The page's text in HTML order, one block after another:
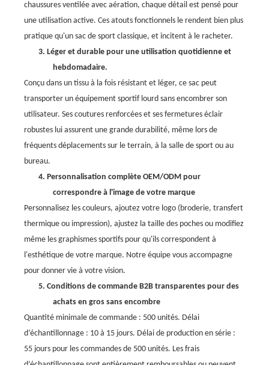
chaussures ventilée avec aération, chaque détail est pensé pour
une utilisation active. Ces atouts fonctionnels le rendent bien plus
pratique qu'un sac de sport classique, et incitent à le racheter.
3. Léger et durable pour une utilisation quotidienne et
hebdomadaire.
Conçu dans un tissu à la fois résistant et léger, ce sac peut
transporter un équipement sportif lourd sans encombrer son
utilisateur. Ses coutures renforcées et ses fermetures éclair
robustes lui assurent une grande durabilité, même lors de
fréquents déplacements sur le terrain, à la salle de sport ou au
bureau.
4. Personnalisation complète OEM/ODM pour
correspondre à l'image de votre marque
Personnalisez les couleurs, ajoutez votre logo (broderie, transfert
thermique ou impression), ajustez la taille des poches ou modifiez
même les graphismes sportifs pour qu'ils correspondent à
l'esthétique de votre marque. Notre équipe vous accompagne
pour donner vie à votre vision.
5. Conditions de commande B2B transparentes pour des
achats en gros sans encombre
Quantité minimale de commande : 500 unités. Délai
d’échantillonnage : 10 à 15 jours. Délai de production en série :
55 jours pour les commandes de 500 unités. Les frais